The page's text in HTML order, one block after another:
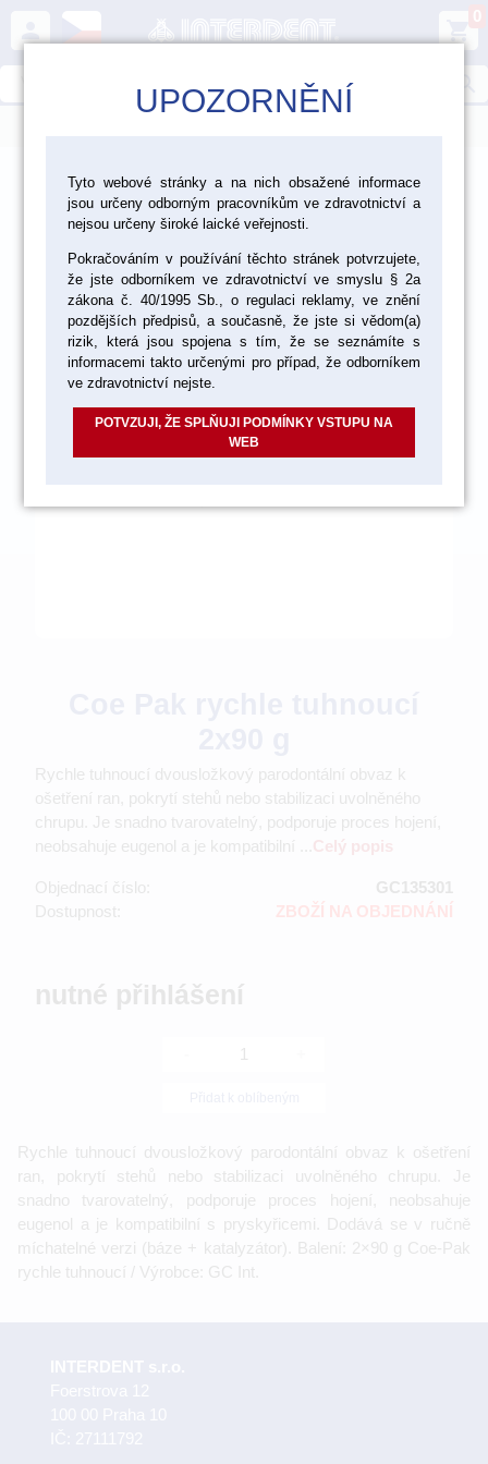
person shopping_cart
0
> Ordinace > Chirurgie >
Ostatní materiály pro chirurgii
Rychle tuhnoucí dvousložkový parodontální obvaz k
ošetření ran, pokrytí stehů nebo stabilizaci uvolněného
chrupu. Je snadno tvarovatelný, podporuje proces hojení,
neobsahuje eugenol a je kompatibilní ...
Objednací číslo:
GC135301
Dostupnost:
ZBOŽÍ NA OBJEDNÁNÍ
nutné přihlášení
Rychle tuhnoucí dvousložkový parodontální obvaz k ošetření
ran, pokrytí stehů nebo stabilizaci uvolněného chrupu. Je
snadno tvarovatelný, podporuje proces hojení, neobsahuje
eugenol a je kompatibilní s pryskyřicemi. Dodává se v ručně
míchatelné verzi (báze + katalyzátor). Balení: 2×90 g Coe-Pak
rychle tuhnoucí / Výrobce: GC Int.
UPOZORNĚNÍ
Tyto webové stránky a na nich obsažené informace
jsou určeny odborným pracovníkům ve zdravotnictví a
nejsou určeny široké laické veřejnosti.
Pokračováním v používání těchto stránek potvrzujete,
že jste odborníkem ve zdravotnictví ve smyslu § 2a
zákona č. 40/1995 Sb., o regulaci reklamy, ve znění
pozdějších předpisů, a současně, že jste si vědom(a)
rizik, která jsou spojena s tím, že se seznámíte s
informacemi takto určenými pro případ, že odborníkem
ve zdravotnictví nejste.
POTVZUJI, ŽE SPLŇUJI PODMÍNKY VSTUPU NA
WEB